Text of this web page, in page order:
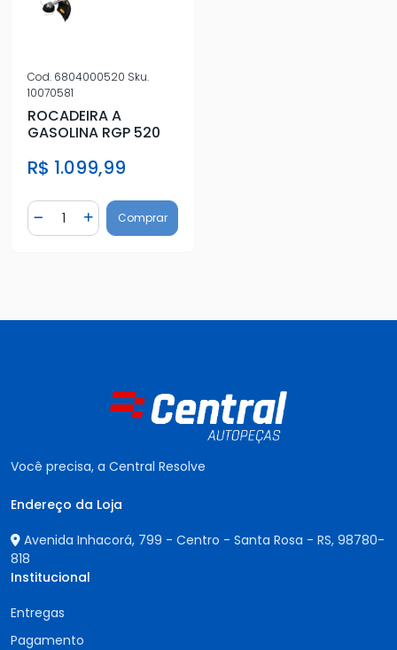
Cod. 6804000520 Sku.
10070581
ROCADEIRA A
GASOLINA RGP 520
R$ 1.099,99
Diminuir Quantidade
Quantidade
Adicionar Quantidade
Comprar
Você precisa, a Central Resolve
Endereço da Loja
Avenida Inhacorá, 799 - Centro - Santa Rosa - RS, 98780-
818
Institucional
Entregas
Pagamento